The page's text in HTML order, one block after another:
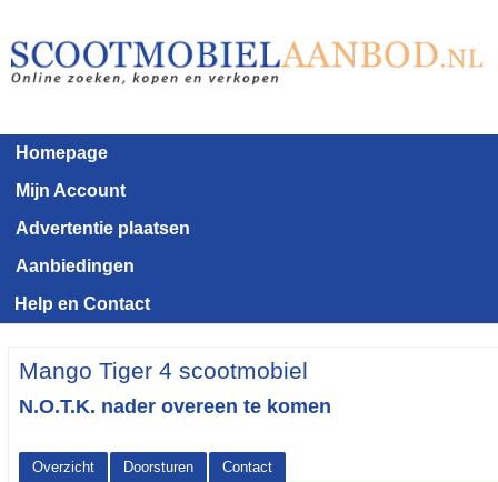
Homepage
Mijn Account
Advertentie plaatsen
Aanbiedingen
Help en Contact
Mango Tiger 4 scootmobiel
N.O.T.K. nader overeen te komen
Overzicht Doorsturen
Contact